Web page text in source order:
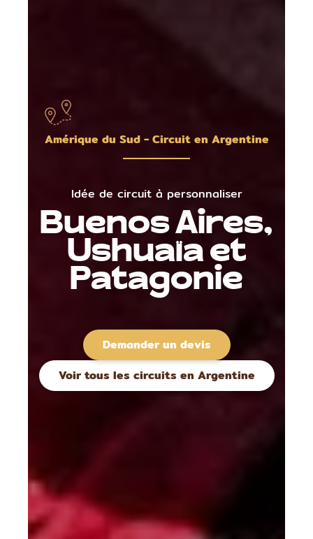
Amérique du Sud - Circuit en Argentine
Idée de circuit à personnaliser
Buenos Aires,
Ushuaïa et
Patagonie
Voir tous les circuits en Argentine
Demander un devis